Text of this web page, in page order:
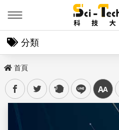
分類
首頁
facebooktwitter plurk line 中